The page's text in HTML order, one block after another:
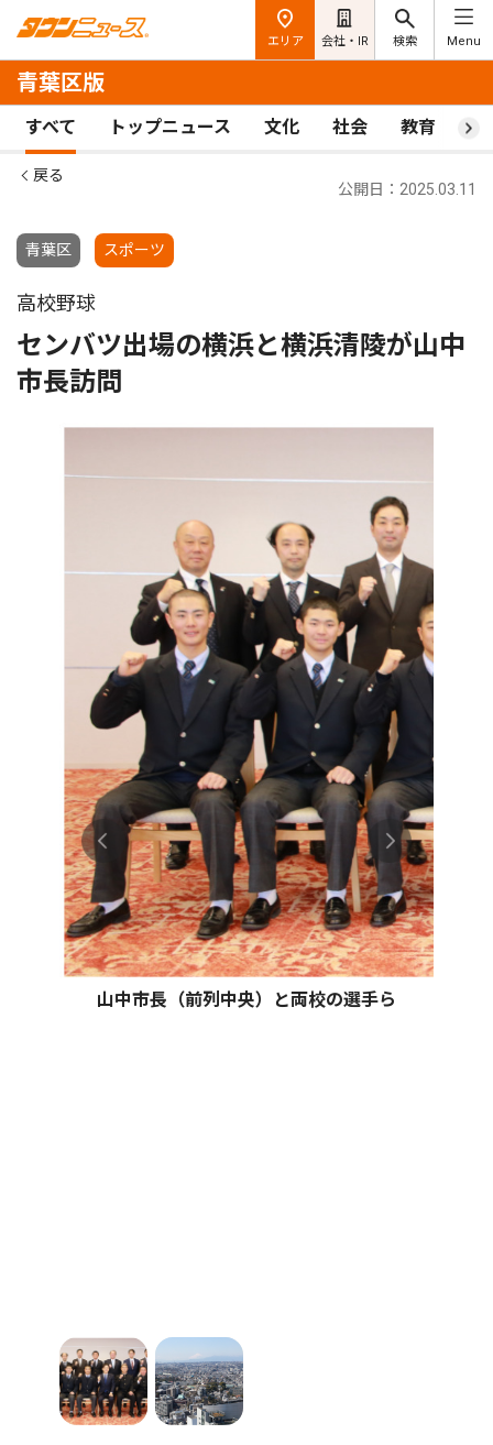
エリア 会社・IR 検索 Menu
青葉区版
すべて トップニュース 文化 社会 教育 ス
戻る
青葉区 スポーツ
公開日：2025.03.11
高校野球
センバツ出場の横浜と横浜清陵が山中
市長訪問
山中市長（前列中央）と両校の選手ら